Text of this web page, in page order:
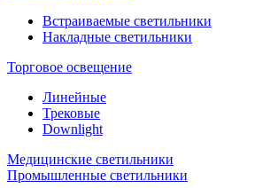
Встраиваемые светильники
Накладные светильники
Торговое освещение
Линейные
Трековые
Downlight
Медицинские светильники
Промышленные светильники